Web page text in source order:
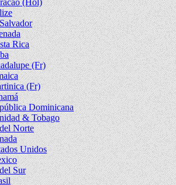
Rica
(Fr)
(Fr)
Dominicana
& Tobago
Norte
Unidos
Sur